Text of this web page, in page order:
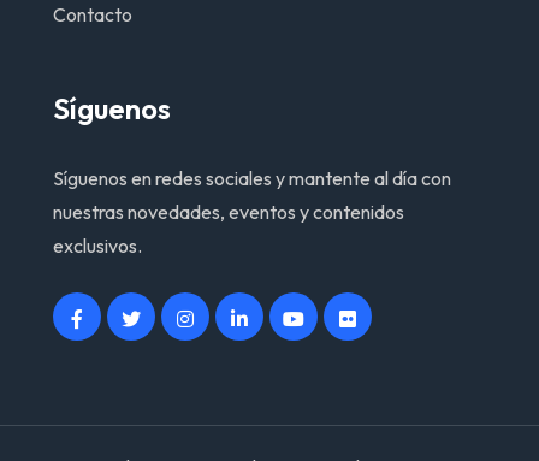
Contacto
Síguenos
Síguenos en redes sociales y mantente al día con
nuestras novedades, eventos y contenidos
exclusivos.